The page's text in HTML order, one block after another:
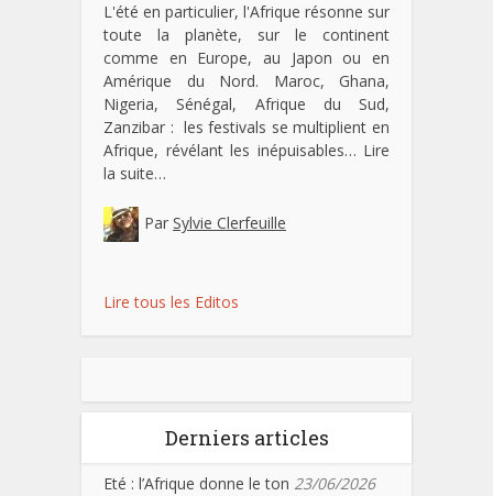
L'été en particulier, l'Afrique résonne sur
toute la planète, sur le continent
comme en Europe, au Japon ou en
Amérique du Nord. Maroc, Ghana,
Nigeria, Sénégal, Afrique du Sud,
Zanzibar : les festivals se multiplient en
Afrique, révélant les inépuisables… Lire
la suite…
Par Sylvie Clerfeuille
Lire tous les Editos
Derniers articles
Eté : l’Afrique donne le ton 23/06/2026